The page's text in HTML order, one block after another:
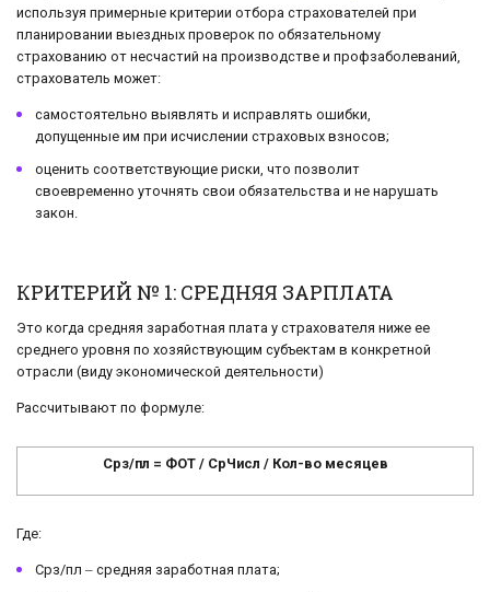
используя примерные критерии отбора страхователей при
планировании выездных проверок по обязательному
страхованию от несчастий на производстве и профзаболеваний,
страхователь может:
самостоятельно выявлять и исправлять ошибки,
допущенные им при исчислении страховых взносов;
оценить соответствующие риски, что позволит
своевременно уточнять свои обязательства и не нарушать
закон.
КРИТЕРИЙ № 1: СРЕДНЯЯ ЗАРПЛАТА
Это когда средняя заработная плата у страхователя ниже ее
среднего уровня по хозяйствующим субъектам в конкретной
отрасли (виду экономической деятельности)
Рассчитывают по формуле:
Срз/пл = ФОТ / СрЧисл / Кол-во месяцев
Где:
Срз/пл ‒ средняя заработная плата;